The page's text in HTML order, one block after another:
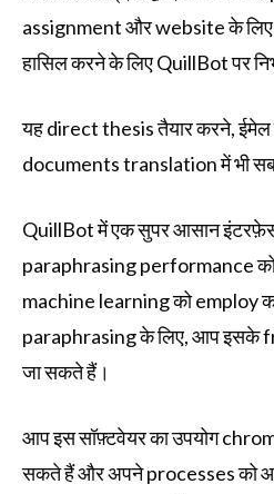
assignment और website के
हासिल करने के लिए QuillBot पर
यह direct thesis तैयार करने,
documents translation में भी
QuillBot में एक सुपर आसान
paraphrasing performance
machine learning को employ
paraphrasing के लिए, आप इसके
जा सकते हैं।
आप इस सॉफ़्टवेयर का उपयोग
सकते हैं और अपने processes को